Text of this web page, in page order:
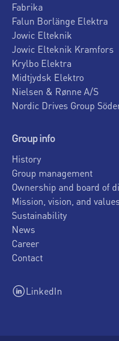
Fabrika
Falun Borlänge Elektra
Jowic Elteknik
Jowic Elteknik Kramfors
Krylbo Elektra
Midtjydsk Elektro
Nielsen & Rønne A/S
Nordic Drives Group
Group info
History
Group management
Ownership and board of
Mission, vision, and values
Sustainability
News
Career
Contact
LinkedIn